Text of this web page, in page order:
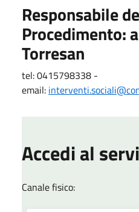
Responsabile
Procedimento:
Torresan
tel: 0415798338 -
email:
Accedi al
Canale fisico: